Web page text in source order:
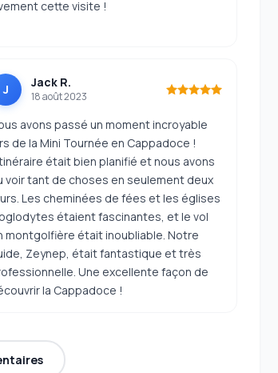
cette visite !
J Jack R.
18 août 2023
avons passé un moment incroyable
de la Mini Tournée en Cappadoce !
était bien planifié et nous avons
voir tant de choses en seulement deux
Les cheminées de fées et les églises
étaient fascinantes, et le vol
montgolfière était inoubliable. Notre
Zeynep, était fantastique et très
Une excellente façon de
la Cappadoce !